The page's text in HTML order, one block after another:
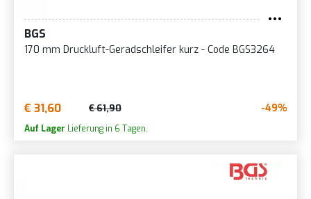
BGS
170 mm Druckluft-Geradschleifer kurz - Code BGS3264
€ 31,60 € 61,90 -49%
Auf Lager Lieferung in 6 Tagen.